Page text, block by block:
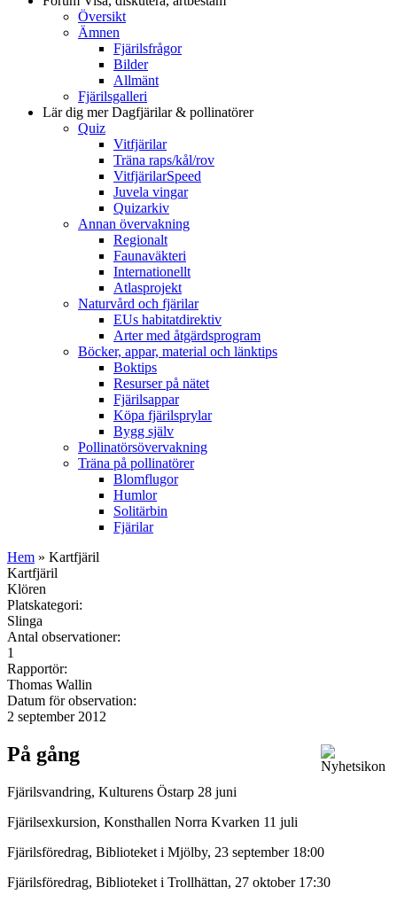
Översikt
Ämnen
Fjärilsfrågor
Bilder
Allmänt
Fjärilsgalleri
Lär dig merDagfjärilar & pollinatörer
Quiz
Vitfjärilar
Träna raps/kål/rov
VitfjärilarSpeed
Juvela vingar
Quizarkiv
Annan övervakning
Regionalt
Faunaväkteri
Internationellt
Atlasprojekt
Naturvård och fjärilar
EUs habitatdirektiv
Arter med åtgärdsprogram
Böcker, appar, material och länktips
Boktips
Resurser på nätet
Fjärilsappar
Köpa fjärilsprylar
Bygg själv
Pollinatörsövervakning
Träna på pollinatörer
Blomflugor
Humlor
Solitärbin
Fjärilar
Hem » Kartfjäril
Kartfjäril
Klören
Platskategori:
Slinga
Antal observationer:
1
Rapportör:
Thomas Wallin
Datum för observation:
2 september 2012
På gång
Fjärilsvandring, Kulturens Östarp 28 juni
Fjärilsexkursion, Konsthallen Norra Kvarken 11 juli
Fjärilsföredrag, Biblioteket i Mjölby, 23 september 18:00
Fjärilsföredrag, Biblioteket i Trollhättan, 27 oktober 17:30